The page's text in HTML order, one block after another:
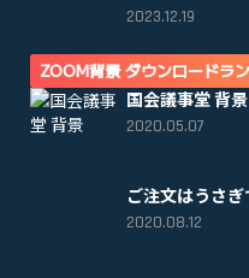
2023.12.19
ZOOM背景 ダウンロードラ
国会議事堂 背景
2020.05.07
ご注文はうさ
2020.08.12